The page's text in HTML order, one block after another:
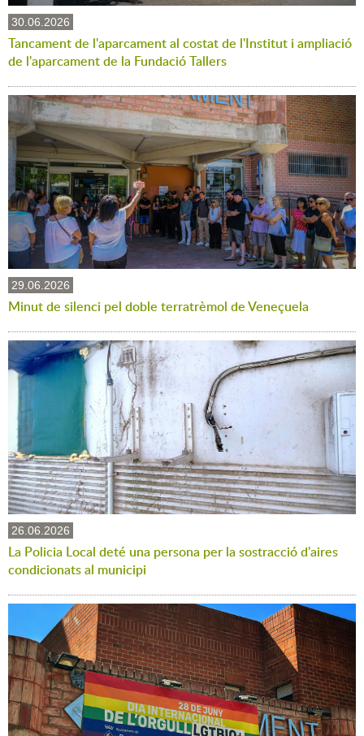
30.06.2026
Tancament de l'aparcament al costat de l'Institut i ampliació
de l'aparcament de la Fundació Tallers
29.06.2026
Minut de silenci pel doble terratrèmol de Veneçuela
26.06.2026
La Policia Local deté una persona per la sostracció d'aires
condicionats al municipi